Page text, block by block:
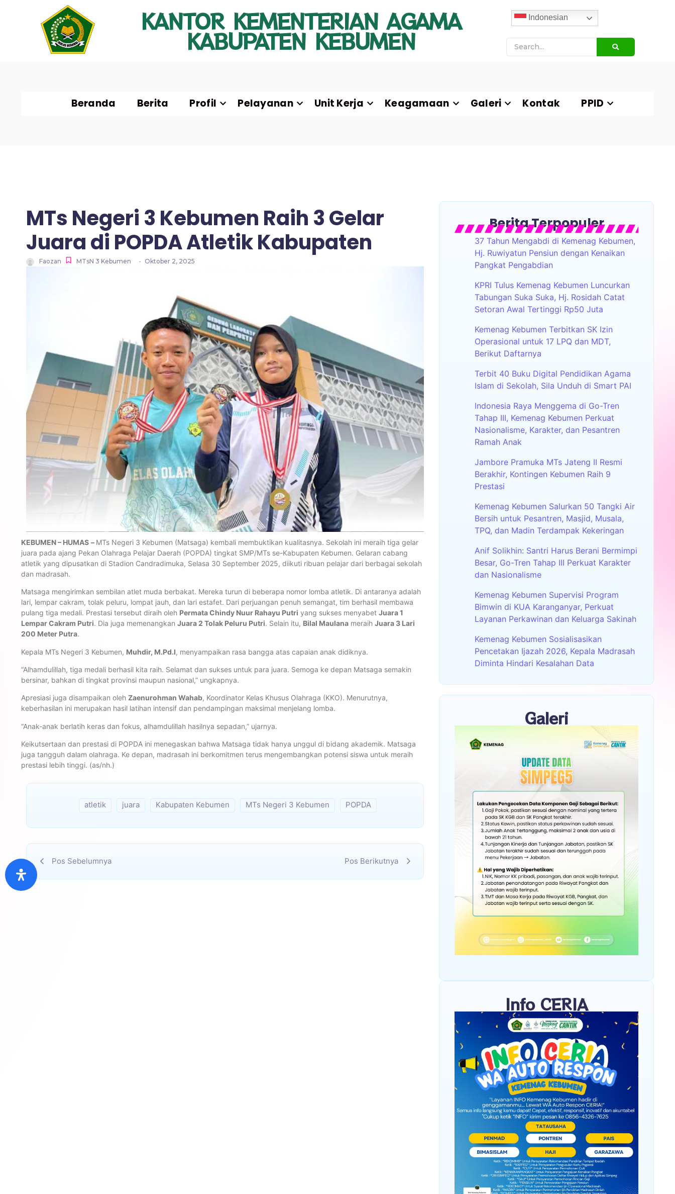
KANTOR KEMENTERIAN AGAMA
KABUPATEN KEBUMEN
Indonesian
Beranda Berita Profil Pelayanan Unit Kerja Keagamaan Galeri Kontak PPID
MTs Negeri 3 Kebumen Raih 3 Gelar
Juara di POPDA Atletik Kabupaten
Faozan MTsN 3 Kebumen - Oktober 2, 2025
KEBUMEN – HUMAS – MTs Negeri 3 Kebumen (Matsaga) kembali membuktikan kualitasnya. Sekolah ini meraih tiga gelar
juara pada ajang Pekan Olahraga Pelajar Daerah (POPDA) tingkat SMP/MTs se-Kabupaten Kebumen. Gelaran cabang
atletik yang dipusatkan di Stadion Candradimuka, Selasa 30 September 2025, diikuti ribuan pelajar dari berbagai sekolah
dan madrasah.
Matsaga mengirimkan sembilan atlet muda berbakat. Mereka turun di beberapa nomor lomba atletik. Di antaranya adalah
lari, lempar cakram, tolak peluru, lompat jauh, dan lari estafet. Dari perjuangan penuh semangat, tim berhasil membawa
pulang tiga medali. Prestasi tersebut diraih oleh Permata Chindy Nuur Rahayu Putri yang sukses menyabet Juara 1
Lempar Cakram Putri. Dia juga memenangkan Juara 2 Tolak Peluru Putri. Selain itu, Bilal Maulana meraih Juara 3 Lari
200 Meter Putra.
Kepala MTs Negeri 3 Kebumen, Muhdir, M.Pd.I, menyampaikan rasa bangga atas capaian anak didiknya.
“Alhamdulillah, tiga medali berhasil kita raih. Selamat dan sukses untuk para juara. Semoga ke depan Matsaga semakin
bersinar, bahkan di tingkat provinsi maupun nasional,” ungkapnya.
Apresiasi juga disampaikan oleh Zaenurohman Wahab, Koordinator Kelas Khusus Olahraga (KKO). Menurutnya,
keberhasilan ini merupakan hasil latihan intensif dan pendampingan maksimal menjelang lomba.
“Anak-anak berlatih keras dan fokus, alhamdulillah hasilnya sepadan,” ujarnya.
Keikutsertaan dan prestasi di POPDA ini menegaskan bahwa Matsaga tidak hanya unggul di bidang akademik. Matsaga
juga tangguh dalam olahraga. Ke depan, madrasah ini berkomitmen terus mengembangkan potensi siswa untuk meraih
prestasi lebih tinggi. (as/nh.)
atletik juara Kabupaten Kebumen MTs Negeri 3 Kebumen POPDA
Pos Sebelumnya Pos Berikutnya
Berita Terpopuler
37 Tahun Mengabdi di Kemenag Kebumen,
Hj. Ruwiyatun Pensiun dengan Kenaikan
Pangkat Pengabdian
KPRI Tulus Kemenag Kebumen Luncurkan
Tabungan Suka Suka, Hj. Rosidah Catat
Setoran Awal Tertinggi Rp50 Juta
Kemenag Kebumen Terbitkan SK Izin
Operasional untuk 17 LPQ dan MDT,
Berikut Daftarnya
Terbit 40 Buku Digital Pendidikan Agama
Islam di Sekolah, Sila Unduh di Smart PAI
Indonesia Raya Menggema di Go-Tren
Tahap III, Kemenag Kebumen Perkuat
Nasionalisme, Karakter, dan Pesantren
Ramah Anak
Jambore Pramuka MTs Jateng II Resmi
Berakhir, Kontingen Kebumen Raih 9
Prestasi
Kemenag Kebumen Salurkan 50 Tangki Air
Bersih untuk Pesantren, Masjid, Musala,
TPQ, dan Madin Terdampak Kekeringan
Anif Solikhin: Santri Harus Berani Bermimpi
Besar, Go-Tren Tahap III Perkuat Karakter
dan Nasionalisme
Kemenag Kebumen Supervisi Program
Bimwin di KUA Karanganyar, Perkuat
Layanan Perkawinan dan Keluarga Sakinah
Kemenag Kebumen Sosialisasikan
Pencetakan Ijazah 2026, Kepala Madrasah
Diminta Hindari Kesalahan Data
Galeri
Info CERIA